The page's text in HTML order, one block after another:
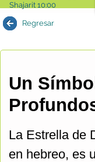
Shajarit 10:00
Regresar
Un
La Estrella de
en hebreo, es